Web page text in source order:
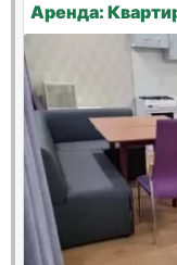
Аренда: